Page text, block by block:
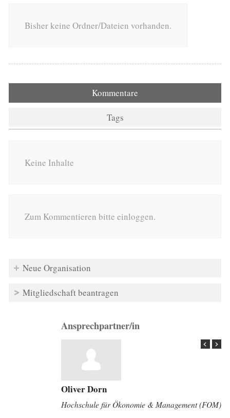
Bisher keine Ordner/Dateien vorhanden.
Kommentare
Tags
Keine Inhalte
Zum Kommentieren bitte einloggen.
Neue Organisation
Mitgliedschaft beantragen
Ansprechpartner/in
Oliver Dorn
Hochschule für Ökonomie & Management (FOM)